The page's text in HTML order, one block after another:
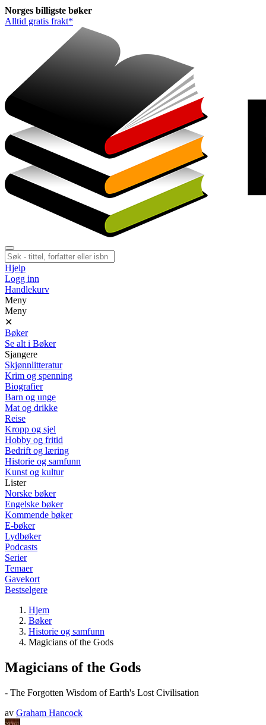
Norges billigste bøker
Alltid gratis frakt*
Hjelp
Logg inn
Handlekurv
Meny
Meny
✕
Bøker
Se alt i Bøker
Sjangere
Skjønnlitteratur
Krim og spenning
Biografier
Barn og unge
Mat og drikke
Reise
Kropp og sjel
Hobby og fritid
Bedrift og læring
Historie og samfunn
Kunst og kultur
Lister
Norske bøker
Engelske bøker
Kommende bøker
E-bøker
Lydbøker
Podcasts
Serier
Temaer
Gavekort
Bestselgere
Hjem
Bøker
Historie og samfunn
Magicians of the Gods
Magicians of the Gods
- The Forgotten Wisdom of Earth's Lost Civilisation
av Graham Hancock